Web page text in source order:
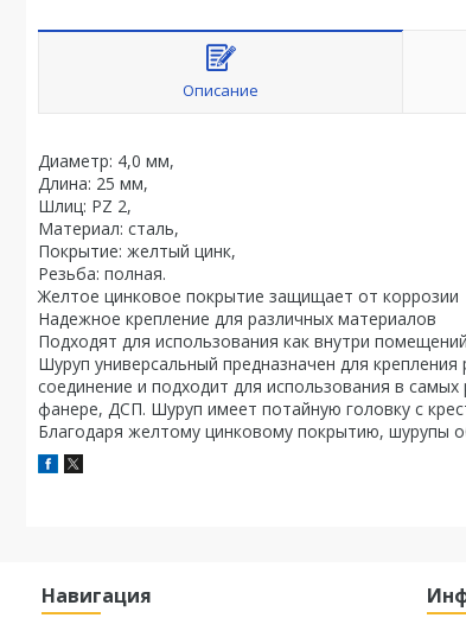
Описание
Диаметр: 4,0 мм,
Длина: 25 мм,
Шлиц: PZ 2,
Материал: сталь,
Покрытие: желтый цинк,
Резьба: полная.
Желтое цинковое покрытие защищает от коррозии
Надежное крепление для различных материалов
Подходят для использования как внутри
Шуруп универсальный предназначен для
соединение и подходит для использования в
фанере, ДСП. Шуруп имеет потайную головку с
Благодаря желтому цинковому покрытию, шурупы
Навигация